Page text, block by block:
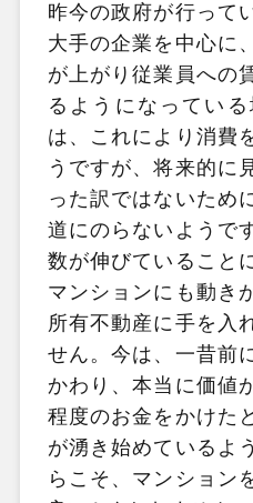
昨今の政府が行って
大手の企業を中心に
が上がり従業員への
るようになってい
は、これにより消費
うですが、将来的に
った訳ではないため
道にのらないようで
数が伸びていること
マンションにも動き
所有不動産に手を入
せん。今は、一昔前
かわり、本当に価値
程度のお金をかけた
が湧き始めているよ
らこそ、マンション